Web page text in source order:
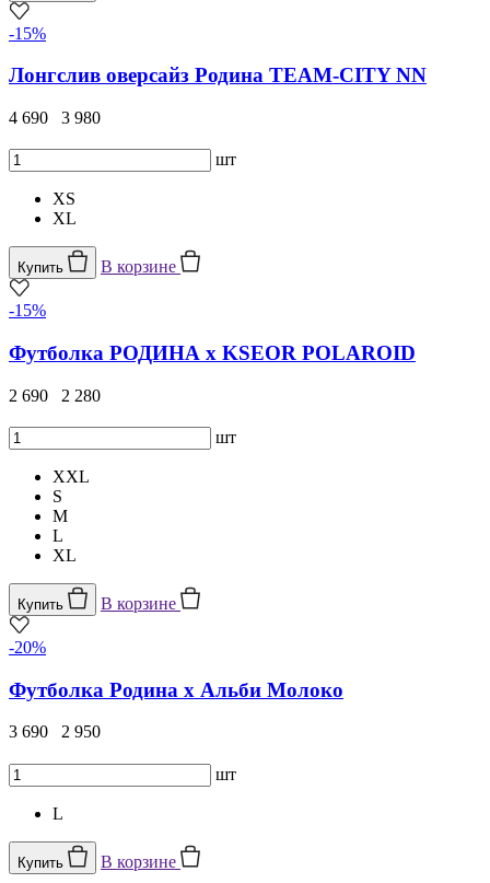
-15%
Лонгслив оверсайз Родина TEAM-CITY NN
4 690 3 980
шт
XS
XL
Купить В корзине
-15%
Футболка РОДИНА x KSEOR POLAROID
2 690 2 280
шт
XXL
S
M
L
XL
Купить В корзине
-20%
Футболка Родина х Альби Молоко
3 690 2 950
шт
L
Купить В корзине